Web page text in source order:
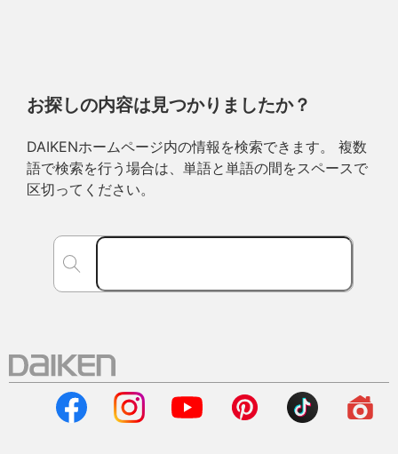
お探しの内容は見つかりましたか？
DAIKENホームページ内の情報を検索できます。 複数
語で検索を行う場合は、単語と単語の間をスペースで
区切ってください。